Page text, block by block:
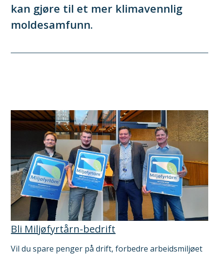
kan gjøre til et mer klimavennlig
moldesamfunn.
Bli Miljøfyrtårn-bedrift
Vil du spare penger på drift, forbedre arbeidsmiljøet